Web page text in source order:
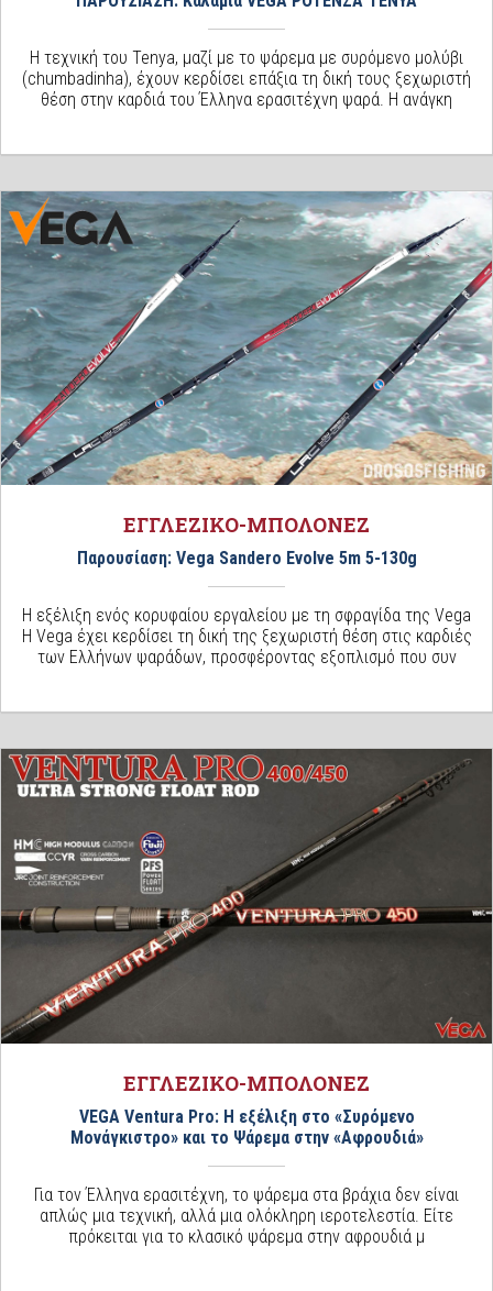
Η τεχνική του Tenya, μαζί με το ψάρεμα με συρόμενο μολύβι
(chumbadinha), έχουν κερδίσει επάξια τη δική τους ξεχωριστή
θέση στην καρδιά του Έλληνα ερασιτέχνη ψαρά. Η ανάγκη
ΕΓΓΛΕΖΙΚΟ-ΜΠΟΛΟΝΕΖ
Παρουσίαση: Vega Sandero Evolve 5m 5-130g
Η εξέλιξη ενός κορυφαίου εργαλείου με τη σφραγίδα της Vega
Η Vega έχει κερδίσει τη δική της ξεχωριστή θέση στις καρδιές
των Ελλήνων ψαράδων, προσφέροντας εξοπλισμό που συν
ΕΓΓΛΕΖΙΚΟ-ΜΠΟΛΟΝΕΖ
VEGA Ventura Pro: Η εξέλιξη στο «Συρόμενο
Μονάγκιστρο» και το Ψάρεμα στην «Αφρουδιά»
Για τον Έλληνα ερασιτέχνη, το ψάρεμα στα βράχια δεν είναι
απλώς μια τεχνική, αλλά μια ολόκληρη ιεροτελεστία. Είτε
πρόκειται για το κλασικό ψάρεμα στην αφρουδιά μ